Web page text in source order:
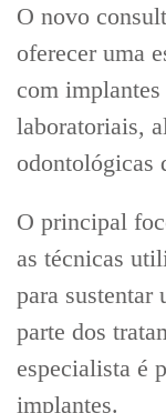
O novo
oferecer uma
com
laboratoriais,
odontológicas
O principal
as técnicas
para sustentar
parte dos
especialista é
implantes.